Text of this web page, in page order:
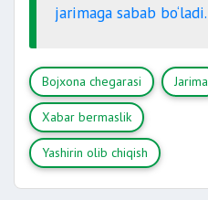
jarimaga sabab bo‘ladi.
Bojxona chegarasi Jarima
Xabar bermaslik
Yashirin olib chiqish